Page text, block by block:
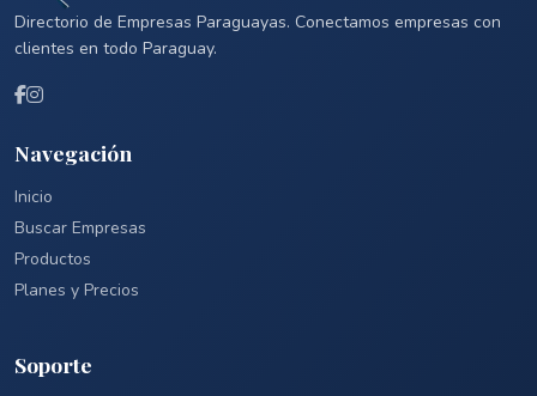
Directorio de Empresas Paraguayas. Conectamos empresas con
clientes en todo Paraguay.
Navegación
Inicio
Buscar Empresas
Productos
Planes y Precios
Soporte